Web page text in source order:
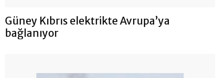
Güney Kıbrıs elektrikte Avrupa’ya
bağlanıyor